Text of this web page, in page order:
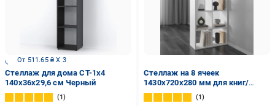
От 511.65 ₴ X 3
Стеллаж для дома СТ-1х4
140х36х29,6 см Черный
1
Стеллаж на 8 ячеек
1430х720х280 мм для книг/
декора/игрушек Белый (GT-10)
1